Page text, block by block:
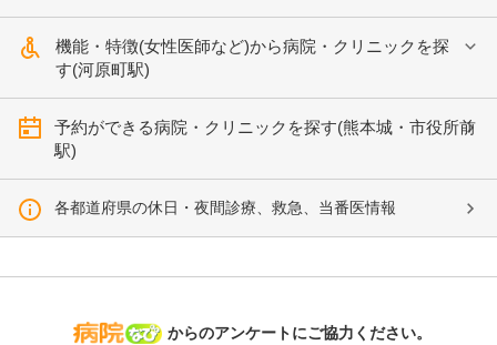
機能・特徴(女性医師など)から病院・クリニックを探
す(河原町駅)
予約ができる病院・クリニックを探す(熊本城・市役所前
駅)
各都道府県の休日・夜間診療、救急、当番医情報
病院なび
からのアンケートにご協力ください。